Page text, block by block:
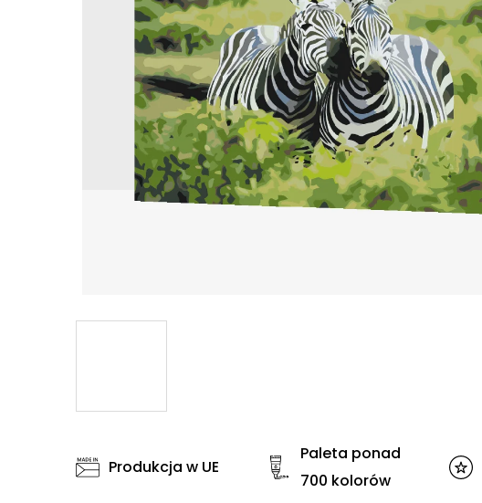
Produkcja w UE
Paleta ponad
700 kolorów